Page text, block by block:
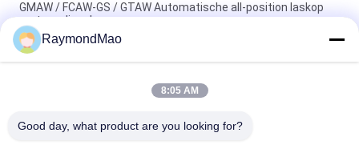
GMAW / FCAW-GS / GTAW Automatische all-position laskop
met voedingsbron
Automatische lasmachine voor alle posities met
laserkalibratie en tracking draagbare lastractor
Automatisch Dubbel het Lassenvervoer van de Lassentoorts
RaymondMao
8:05 AM
Good day, what product are you looking for?